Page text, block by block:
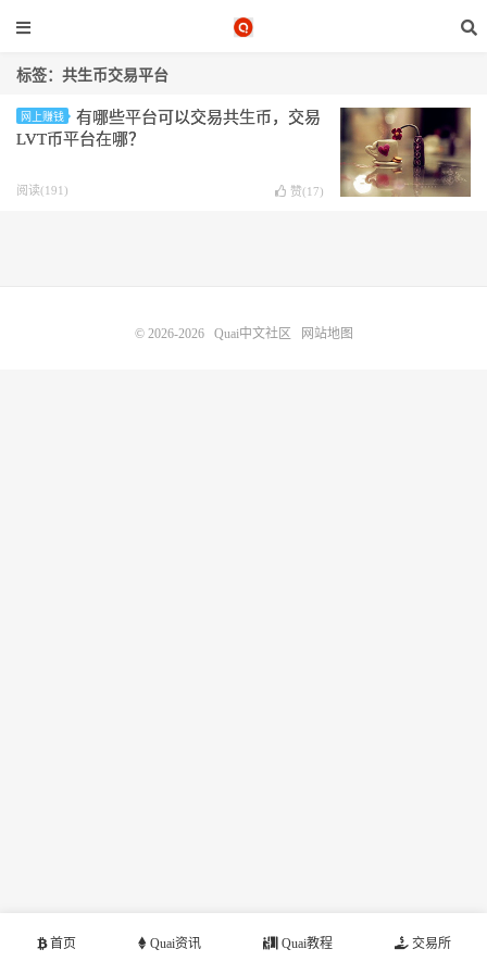
标签：共生币交易平台
网上赚钱
有哪些平台可以交易共生币，交易
LVT币平台在哪？
阅读(191) 赞(17)
首页 Quai资讯 Quai教程 交易所
© 2026-2026 Quai中文社区 网站地图